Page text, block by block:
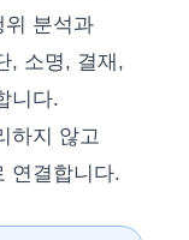
위 분석과
, 소명, 결재,
니다.
하지 않고
연결합니다.